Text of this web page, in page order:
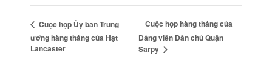
Cuộc họp Ủy ban Trung
ương hàng tháng của Hạt
Lancaster
Cuộc họp hàng tháng của
Đảng viên Dân chủ Quận
Sarpy